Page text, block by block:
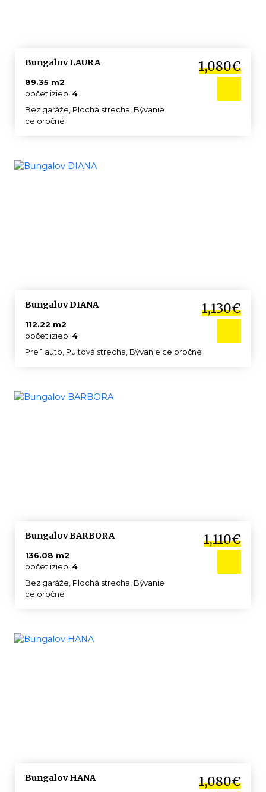
Bungalov LAURA 1,080€
89.35 m2
počet izieb: 4
Bez garáže, Plochá strecha, Bývanie
celoročné
Bungalov DIANA 1,130€
112.22 m2
počet izieb: 4
Pre 1 auto, Pultová strecha, Bývanie celoročné
Bungalov BARBORA 1,110€
136.08 m2
počet izieb: 4
Bez garáže, Plochá strecha, Bývanie
celoročné
Bungalov HANA 1,080€